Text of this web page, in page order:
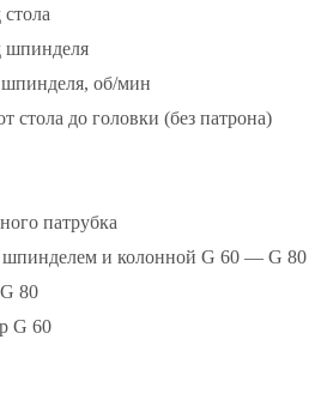
шпинделя
об/мин
стола до головки (без патрона)
патрубка
шпинделем и колонной G 60 — G 80
80
G 60